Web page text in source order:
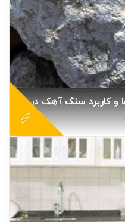
سنگ آهک با کیفیت | ویژگی‌ها و کاربرد سنگ آهک در معماری